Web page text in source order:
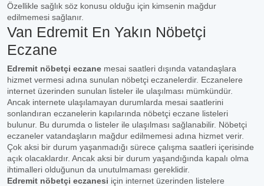
Özellikle sağlık söz konusu olduğu için kimsenin mağdur
edilmemesi sağlanır.
Van Edremit En Yakın Nöbetçi
Eczane
Edremit nöbetçi eczane mesai saatleri dışında vatandaşlara
hizmet vermesi adına sunulan nöbetçi eczanelerdir. Eczanelere
internet üzerinden sunulan listeler ile ulaşılması mümkündür.
Ancak internete ulaşılamayan durumlarda mesai saatlerini
sonlandıran eczanelerin kapılarında nöbetçi eczane listeleri
bulunur. Bu durumda o listeler ile ulaşılması sağlanabilir. Nöbetçi
eczaneler vatandaşların mağdur edilmemesi adına hizmet verir.
Çok aksi bir durum yaşanmadığı sürece çalışma saatleri içerisinde
açık olacaklardır. Ancak aksi bir durum yaşandığında kapalı olma
ihtimalleri olduğunun da unutulmaması gereklidir.
Edremit nöbetçi eczanesi için internet üzerinden listelere